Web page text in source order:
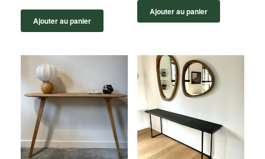
Ajouter au panier
Ajouter au panier